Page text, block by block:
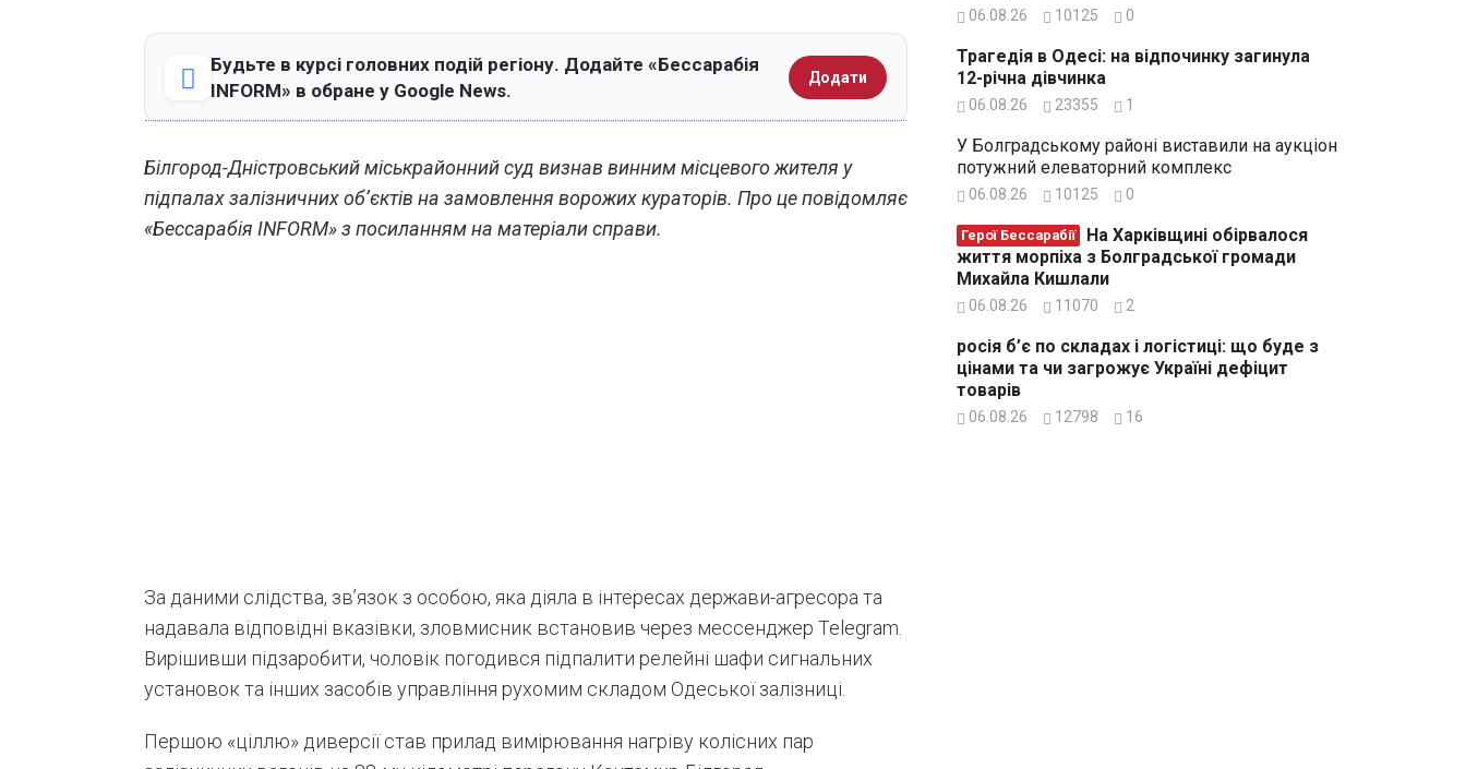
Будьте в курсі головних подій регіону. Додайте «Бессарабія
INFORM» в обране у Google News.
Додати
Білгород-Дністровський міськрайонний суд визнав винним місцевого жителя у
підпалах залізничних об’єктів на замовлення ворожих кураторів. Про це повідомляє
«Бессарабія INFORM» з посиланням на матеріали справи.
За даними слідства, зв’язок з особою, яка діяла в інтересах держави-агресора та
надавала відповідні вказівки, зловмисник встановив через мессенджер Telegram.
Вирішивши підзаробити, чоловік погодився підпалити релейні шафи сигнальних
установок та інших засобів управління рухомим складом Одеської залізниці.
Першою «ціллю» диверсії став прилад вимірювання нагріву колісних пар
06.08.26 10125 0
Трагедія в Одесі: на відпочинку загинула
12-річна дівчинка
06.08.26 23355 1
У Болградському районі виставили на аукціон
потужний елеваторний комплекс
06.08.26 10125 0
Герої Бессарабії
життя морпіха з Болградської громади
Михайла Кишлали
06.08.26 11070 2
росія б’є по складах і логістиці: що буде з
цінами та чи загрожує Україні дефіцит
товарів
06.08.26 12798 16